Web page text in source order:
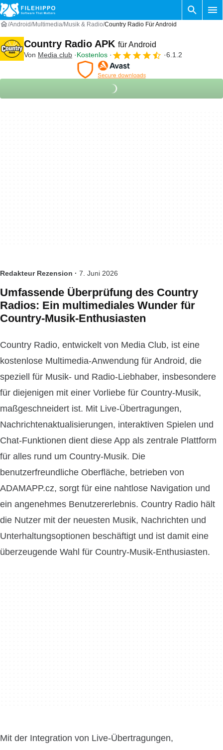
Android Multimedia Musik & Radio Country Radio Für Android
Country Radio APK für Android
Von Media club Kostenlos 6.1.2
Redakteur Rezension · 7. Juni 2026
Umfassende Überprüfung des Country
Radios: Ein multimediales Wunder für
Country-Musik-Enthusiasten
Country Radio, entwickelt von Media Club, ist eine
kostenlose Multimedia-Anwendung für Android, die
speziell für Musik- und Radio-Liebhaber, insbesondere
für diejenigen mit einer Vorliebe für Country-Musik,
maßgeschneidert ist. Mit Live-Übertragungen,
Nachrichtenaktualisierungen, interaktiven Spielen und
Chat-Funktionen dient diese App als zentrale Plattform
für alles rund um Country-Musik. Die
benutzerfreundliche Oberfläche, betrieben von
ADAMAPP.cz, sorgt für eine nahtlose Navigation und
ein angenehmes Benutzererlebnis. Country Radio hält
die Nutzer mit der neuesten Musik, Nachrichten und
Unterhaltungsoptionen beschäftigt und ist damit eine
überzeugende Wahl für Country-Musik-Enthusiasten.
Mit der Integration von Live-Übertragungen,